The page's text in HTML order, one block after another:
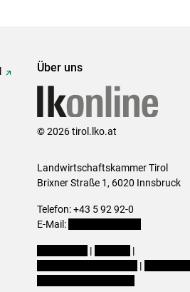
Über uns
© 2026 tirol.lko.at
Landwirtschaftskammer Tirol
Brixner Straße 1, 6020 Innsbruck
Telefon: +43 5 92 92-0
E-Mail:
|
|
|